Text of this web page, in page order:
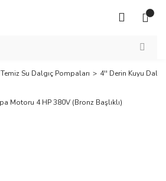
Temiz Su Dalgıç Pompaları 4'' Derin Kuyu